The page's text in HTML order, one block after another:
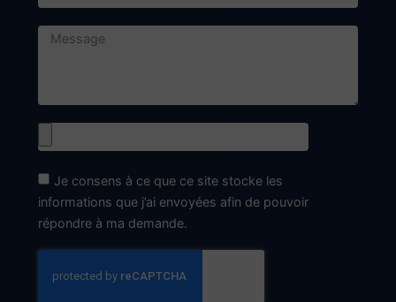
Je consens à ce que ce site stocke les
informations que j’ai envoyées afin de pouvoir
répondre à ma demande.